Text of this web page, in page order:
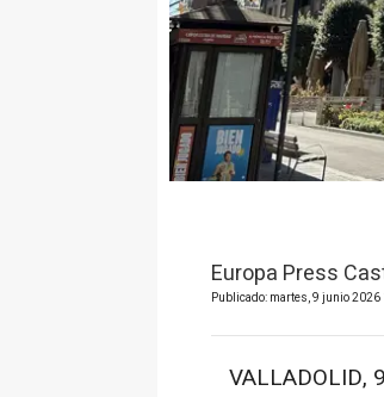
Europa Press
Publicado: martes, 9 junio 2026
VALLADOLID,